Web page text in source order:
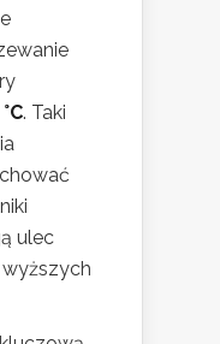
. Taki
ulec